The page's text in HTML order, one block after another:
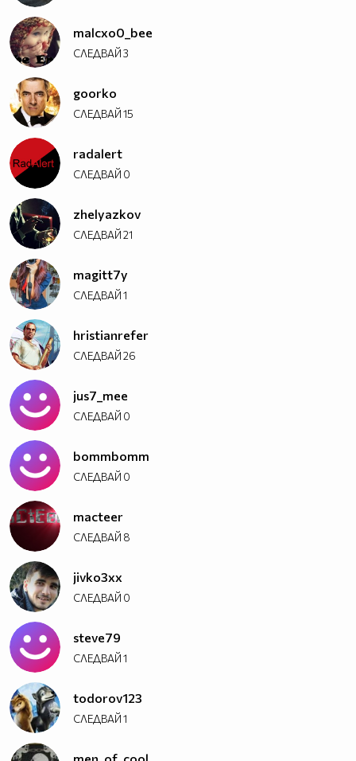
malcxo0_bee
СЛЕДВАЙ3
goorko
СЛЕДВАЙ15
radalert
СЛЕДВАЙ 0
zhelyazkov
СЛЕДВАЙ21
magitt7y
СЛЕДВАЙ1
hristianrefer
СЛЕДВАЙ26
jus7_mee
СЛЕДВАЙ 0
bommbomm
СЛЕДВАЙ 0
macteer
СЛЕДВАЙ 8
jivko3xx
СЛЕДВАЙ 0
steve79
СЛЕДВАЙ1
todorov123
СЛЕДВАЙ1